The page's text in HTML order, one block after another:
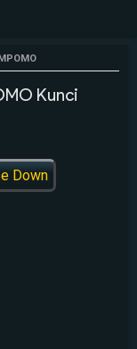
Kunci
Down